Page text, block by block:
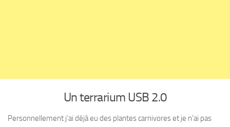
Un terrarium USB 2.0
Personnellement j’ai déjà eu des plantes carnivores et je n’ai pas